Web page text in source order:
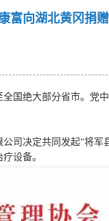
新
向湖北黄冈捐
国绝大部分省市。党
司决定共同发起“将军
设备。